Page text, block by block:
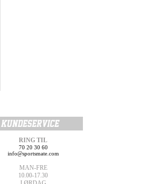
RING TIL
70 20 30 60
info@sportsmate.com
MAN-FRE
10.00-17.30